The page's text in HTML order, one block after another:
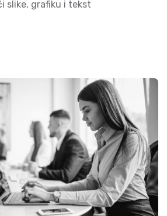
slike, grafiku i tekst